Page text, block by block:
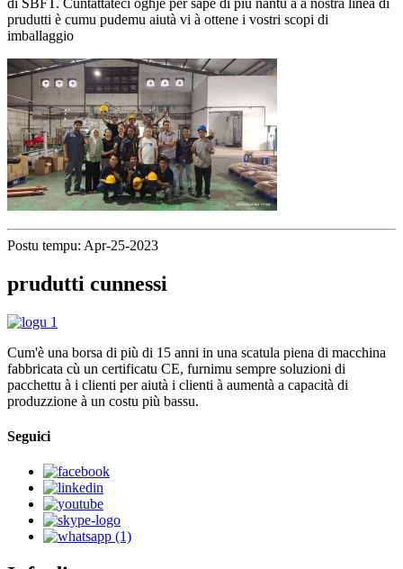
prudutti è cumu pudemu aiutà vi à ottene i vostri scopi di
imballaggio
Postu tempu: Apr-25-2023
prudutti cunnessi
Cum'è una borsa di più di 15 anni in una scatula piena di macchina
fabbricata cù un certificatu CE, furnimu sempre soluzioni di
pacchettu à i clienti per aiutà i clienti à aumentà a capacità di
produzzione à un costu più bassu.
Seguici